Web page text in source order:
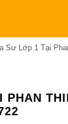
Sư Lớp 1 Tại